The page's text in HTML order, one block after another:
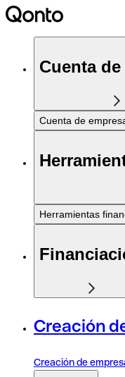
Cuenta
Cuenta de
Herramientas
Creación
Creación de